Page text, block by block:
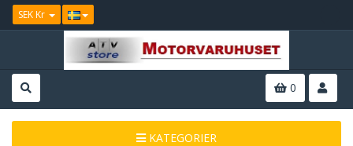
SEK Kr
0
KATEGORIER